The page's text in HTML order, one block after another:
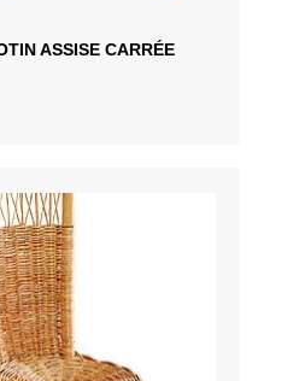
ASSISE CARRÉE